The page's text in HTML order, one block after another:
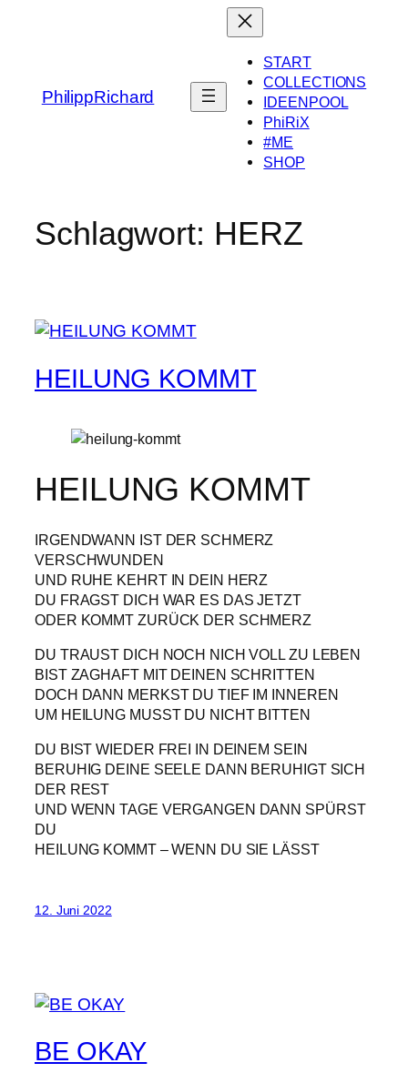
PhilippRichard
START
COLLECTIONS
IDEENPOOL
PhiRiX
#ME
SHOP
Schlagwort: HERZ
HEILUNG KOMMT
HEILUNG KOMMT
IRGENDWANN IST DER SCHMERZ
VERSCHWUNDEN
UND RUHE KEHRT IN DEIN HERZ
DU FRAGST DICH WAR ES DAS JETZT
ODER KOMMT ZURÜCK DER SCHMERZ
DU TRAUST DICH NOCH NICH VOLL ZU LEBEN
BIST ZAGHAFT MIT DEINEN SCHRITTEN
DOCH DANN MERKST DU TIEF IM INNEREN
UM HEILUNG MUSST DU NICHT BITTEN
DU BIST WIEDER FREI IN DEINEM SEIN
BERUHIG DEINE SEELE DANN BERUHIGT SICH
DER REST
UND WENN TAGE VERGANGEN DANN SPÜRST
DU
HEILUNG KOMMT – WENN DU SIE LÄSST
12. Juni 2022
BE OKAY